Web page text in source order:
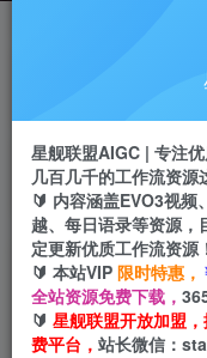
站长招募
推荐
项目周期预估10年
星舰联盟AIGC | 专注
几百几千的工作流资源
🔰 内容涵盖EVO3视频
越、每日语录等资源
定更新优质工作流资源
🔰 本站VIP 限时特惠，
全站资源免费下载，
🔰 星舰联盟开放加盟
费平台， 站长微信：